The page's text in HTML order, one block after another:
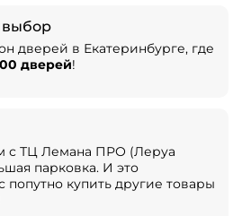
выбор
дверей в Екатеринбурге, где
дверей!
с ТЦ Лемана ПРО (Леруа
парковка. И это
попутно купить другие товары